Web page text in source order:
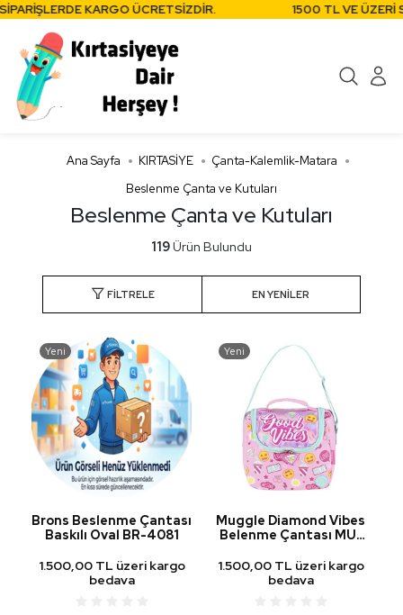
KARGO ÜCRETSİZDİR. 1500 TL VE ÜZERİ
Ana Sayfa KIRTASİYE
Çanta-Kalemlik-Matara
Beslenme Çanta ve Kutuları
Beslenme Çanta ve Kutuları
119Ürün Bulundu
FILTRELE
Yeni
Brons Beslenme Çantası
Baskılı Oval BR-4081
1.500,00 TL üzeri kargo
bedava
Yeni
Muggle Diamond Vibes
Belenme Çantası MU-
1.500,00 TL üzeri kargo
bedava